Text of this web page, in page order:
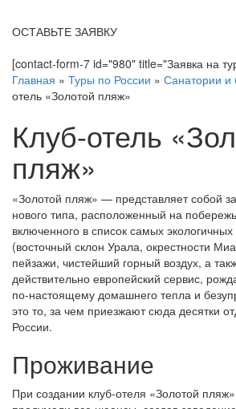
ОСТАВЬТЕ ЗАЯВКУ
[contact-form-7 id="980" title="Заявка на
Главная » Туры по России » Санатории и
отель «Золотой пляж»
Клуб-отель
пляж»
«Золотой пляж» — представляет собой
нового типа, расположенный на
включенного в список самых
(восточный склон Урала, окрестности
пейзажи, чистейший горный воздух, а
действительно европейский сервис,
по-настоящему домашнего тепла и
это то, за чем приезжают сюда десятки
России.
Проживание
При создании клуб-отеля «Золотой